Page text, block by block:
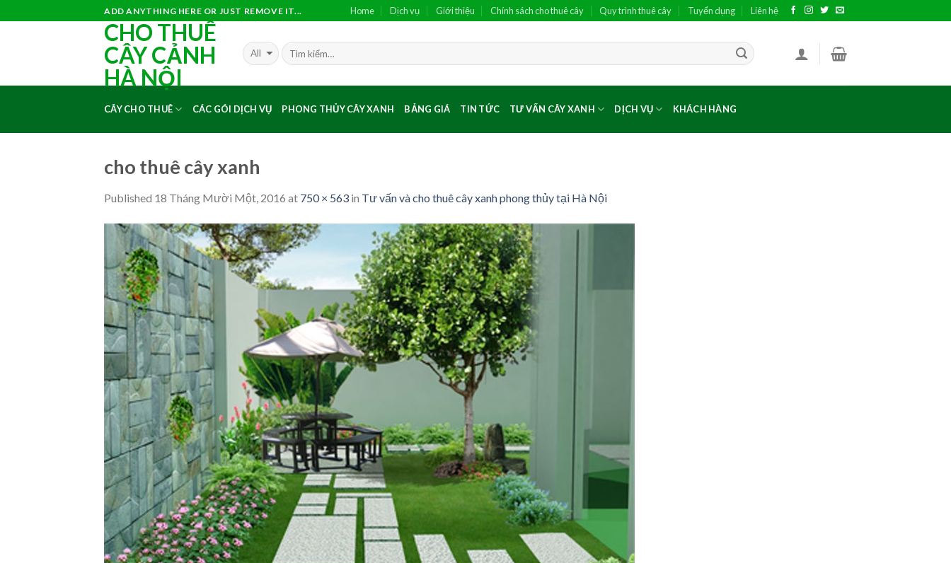
ADD ANYTHING HERE OR JUST REMOVE IT... Home Dịch vụ Giới thiệu Chính sách cho thuê cây Quy trình thuê cây Tuyển dụng Liên hệ
CHO THUÊ
CÂY CẢNH
HÀ NỘI
CÂY CHO THUÊ CÁC GÓI DỊCH VỤ PHONG THỦY CÂY XANH BẢNG GIÁ TIN TỨC TƯ VẤN CÂY XANH DỊCH VỤ KHÁCH HÀNG
cho thuê cây xanh
Published 18 Tháng Mười Một, 2016 at 750 × 563 in Tư vấn và cho thuê cây xanh phong thủy tại Hà Nội